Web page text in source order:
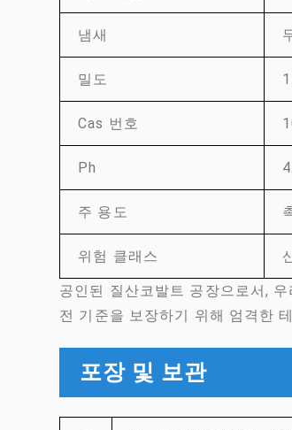
냄새
밀도
Cas 번호
Ph
주 용도
위험 클래스
공인된 질산코발트 공장으로서,
전 기준을 보장하기 위해 엄격한
포장 및 보관